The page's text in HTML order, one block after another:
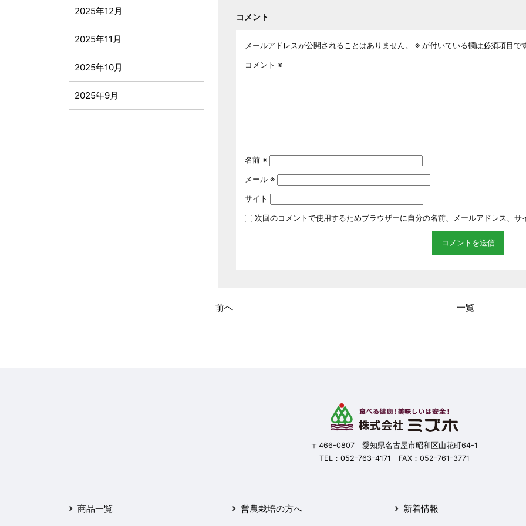
コメント
メールアドレスが公開されることはありません。 ※ が付いている欄は必須項目で
コメント ※
名前 ※
メール ※
サイト
次回のコメントで使用するためブラウザーに自分の名前、メールアドレス、サ
前へ 一覧
2025年12月
2025年11月
2025年10月
2025年9月
〒466-0807 愛知県名古屋市昭和区山花町64-1
TEL： 052-763-4171 FAX：052-761-3771
商品一覧 営農栽培の方へ 新着情報